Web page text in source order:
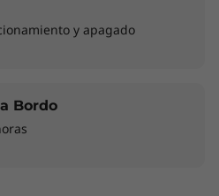
IA
impulsada
Disfruta del máximo
una unidad de
(NPU) dedicada que
y apagado
Bordo